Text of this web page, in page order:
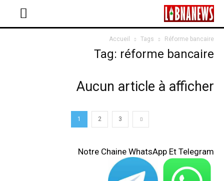
Accueil Tags Réforme bancaire
Tag: réforme bancaire
Aucun article à afficher
1 2 3
Notre Chaine WhatsApp Et Telegram